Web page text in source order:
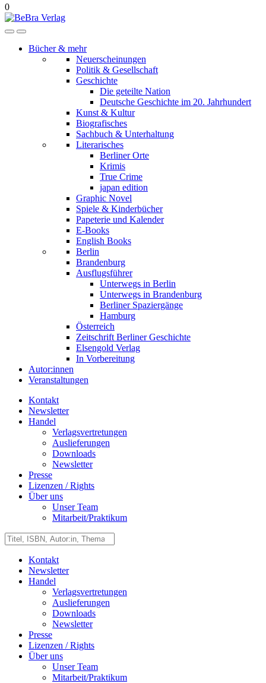
0
Bücher & mehr
Neuerscheinungen
Politik & Gesellschaft
Geschichte
Die geteilte Nation
Deutsche Geschichte im 20. Jahrhundert
Kunst & Kultur
Biografisches
Sachbuch & Unterhaltung
Literarisches
Berliner Orte
Krimis
True Crime
japan edition
Graphic Novel
Spiele & Kinderbücher
Papeterie und Kalender
E-Books
English Books
Berlin
Brandenburg
Ausflugsführer
Unterwegs in Berlin
Unterwegs in Brandenburg
Berliner Spaziergänge
Hamburg
Österreich
Zeitschrift Berliner Geschichte
Elsengold Verlag
In Vorbereitung
Autor:innen
Veranstaltungen
Kontakt
Newsletter
Handel
Verlagsvertretungen
Auslieferungen
Downloads
Newsletter
Presse
Lizenzen / Rights
Über uns
Unser Team
Mitarbeit/Praktikum
Kontakt
Newsletter
Handel
Verlagsvertretungen
Auslieferungen
Downloads
Newsletter
Presse
Lizenzen / Rights
Über uns
Unser Team
Mitarbeit/Praktikum